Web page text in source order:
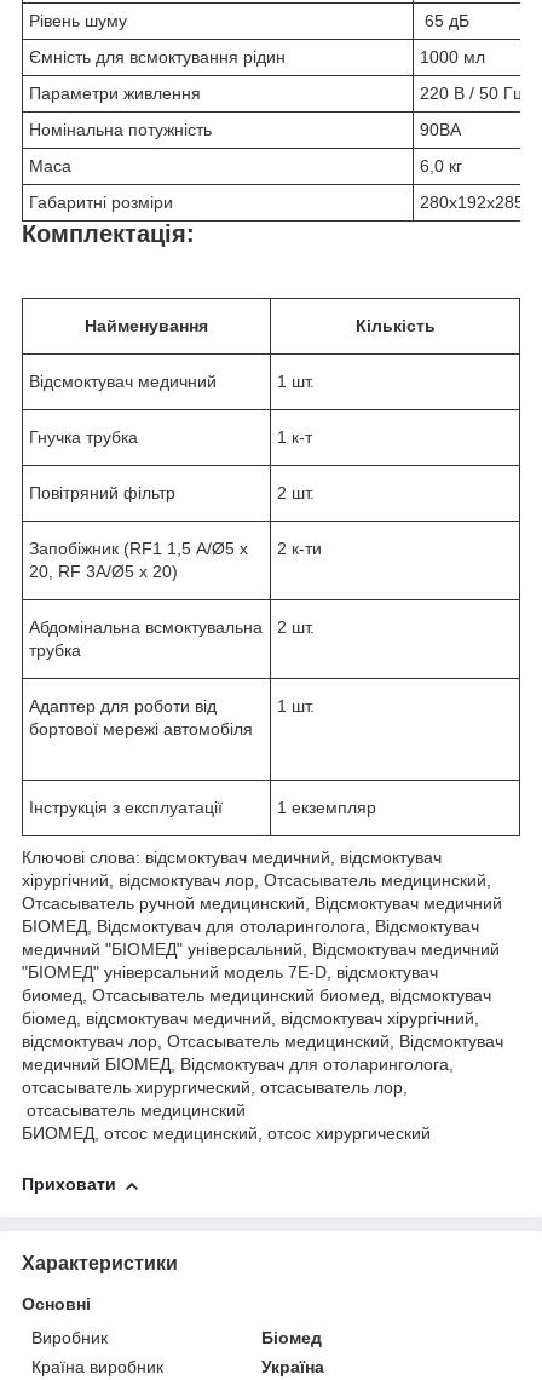
Рівень шуму
65 дБ
Ємність для всмоктування рідин
1000 мл
Параметри живлення
220 В / 50 Гц
Номінальна потужність
90ВА
Маса
6,0 кг
Габаритні розміри
280х192х285
Комплектація:
Найменування Кількість
Відсмоктувач медичний 1 шт.
Гнучка трубка 1 к-т
Повітряний фільтр 2 шт.
Запобіжник (RF1 1,5 А/Ø5 х
20, RF 3А/Ø5 х 20)
2 к-ти
Абдомінальна всмоктувальна
трубка
2 шт.
Адаптер для роботи від
бортової мережі автомобіля
1 шт.
Інструкція з експлуатації 1 екземпляр
Ключові слова: відсмоктувач медичний, відсмоктувач
хірургічний, відсмоктувач лор, Отсасыватель медицинский,
Отсасыватель ручной медицинский, Відсмоктувач медичний
БІОМЕД, Відсмоктувач для отоларинголога, Відсмоктувач
медичний "БІОМЕД" універсальний, Відсмоктувач медичний
"БІОМЕД" універсальний модель 7Е-D, відсмоктувач
биомед, Отсасыватель медицинский биомед, відсмоктувач
біомед, відсмоктувач медичний, відсмоктувач хірургічний,
відсмоктувач лор, Отсасыватель медицинский, Відсмоктувач
медичний БІОМЕД, Відсмоктувач для отоларинголога,
отсасыватель хирургический, отсасыватель лор,
отсасыватель медицинский
БИОМЕД, отсос медицинский, отсос хирургический
Приховати
Характеристики
Основні
Виробник
Біомед
Країна виробник
Україна